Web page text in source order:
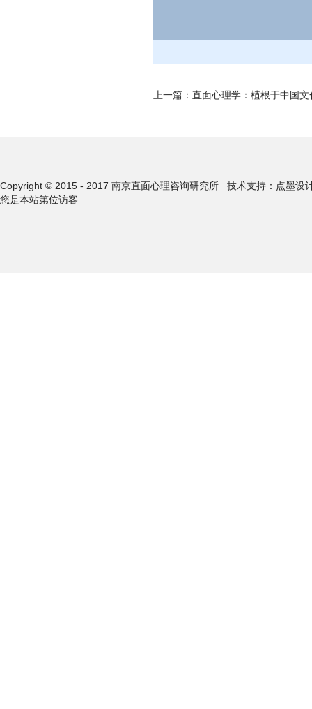
上一篇： 直面心理学：植根于中国文
Copyright © 2015 - 2017 南京直面心理咨询研究所 技术支持：点墨设
您是本站第位访客